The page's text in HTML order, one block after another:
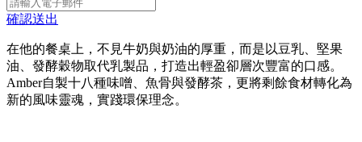
確認送出
在他的餐桌上，不見牛奶與奶油的厚重，而是以豆乳、堅果
油、發酵穀物取代乳製品，打造出輕盈卻層次豐富的口感。
Amber自製十八種味噌、魚骨與發酵茶，更將剩餘食材轉化為
新的風味靈魂，實踐環保理念。